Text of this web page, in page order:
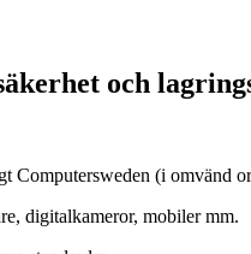
och
Computersweden (i omvänd
digitalkameror, mobiler mm.